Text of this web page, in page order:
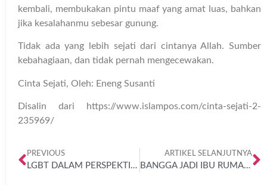
kembali, membukakan pintu maaf yang amat luas, bahkan
jika kesalahanmu sebesar gunung.
Tidak ada yang lebih sejati dari cintanya Allah. Sumber
kebahagiaan, dan tidak pernah mengecewakan.
Cinta Sejati, Oleh: Eneng Susanti
Disalin dari https://www.islampos.com/cinta-sejati-2-
235969/
PREVIOUS
LGBT DALAM PERSPEKTIF ISLAM
ARTIKEL SELANJUTNYA
BANGGA JADI IBU RUMAH TANGGA